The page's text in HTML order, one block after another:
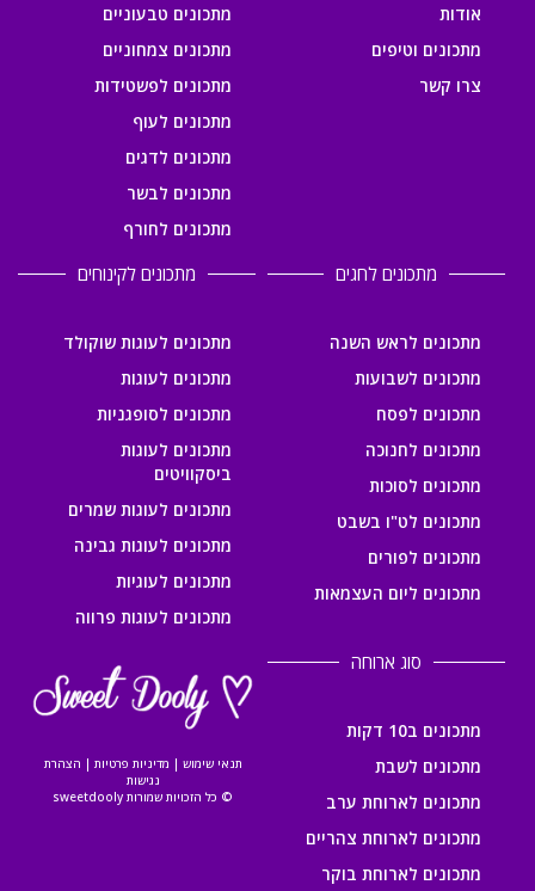
אודות
מתכונים וטיפים
צרו קשר
מתכונים טבעוניים
מתכונים צמחוניים
מתכונים לפשטידות
מתכונים לעוף
מתכונים לדגים
מתכונים לבשר
מתכונים לחורף
מתכונים לחגים
מתכונים לראש השנה
מתכונים לשבועות
מתכונים לפסח
מתכונים לחנוכה
מתכונים לסוכות
מתכונים לט"ו בשבט
מתכונים לפורים
מתכונים ליום העצמאות
מתכונים לקינוחים
מתכונים לעוגות שוקולד
מתכונים לעוגות
מתכונים לסופגניות
מתכונים לעוגות
ביסקוויטים
מתכונים לעוגות שמרים
מתכונים לעוגות גבינה
מתכונים לעוגיות
מתכונים לעוגות פרווה
סוג ארוחה
מתכונים ב10 דקות
מתכונים לשבת
מתכונים לארוחת ערב
מתכונים לארוחת צהריים
מתכונים לארוחת בוקר
תנאי שימוש | מדיניות פרטיות | הצהרת
נגישות
© כל הזכויות שמורות sweetdooly